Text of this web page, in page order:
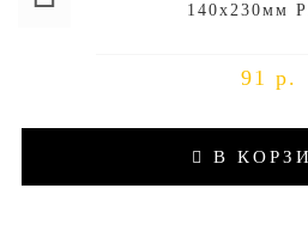
140x230мм
91 р.
В